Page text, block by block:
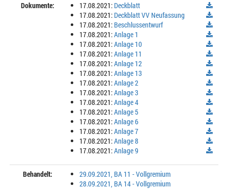
Dokumente:
17.08.2021: Deckblatt
17.08.2021: Deckblatt VV Neufassung
17.08.2021: Beschlussentwurf
17.08.2021:Anlage 1
17.08.2021:Anlage 10
17.08.2021:Anlage 11
17.08.2021:Anlage 12
17.08.2021:Anlage 13
17.08.2021:Anlage 2
17.08.2021:Anlage 3
17.08.2021:Anlage 4
17.08.2021:Anlage 5
17.08.2021:Anlage 6
17.08.2021:Anlage 7
17.08.2021:Anlage 8
17.08.2021:Anlage 9
Behandelt:
29.09.2021, BA 11 - Vollgremium
28.09.2021, BA 14 - Vollgremium